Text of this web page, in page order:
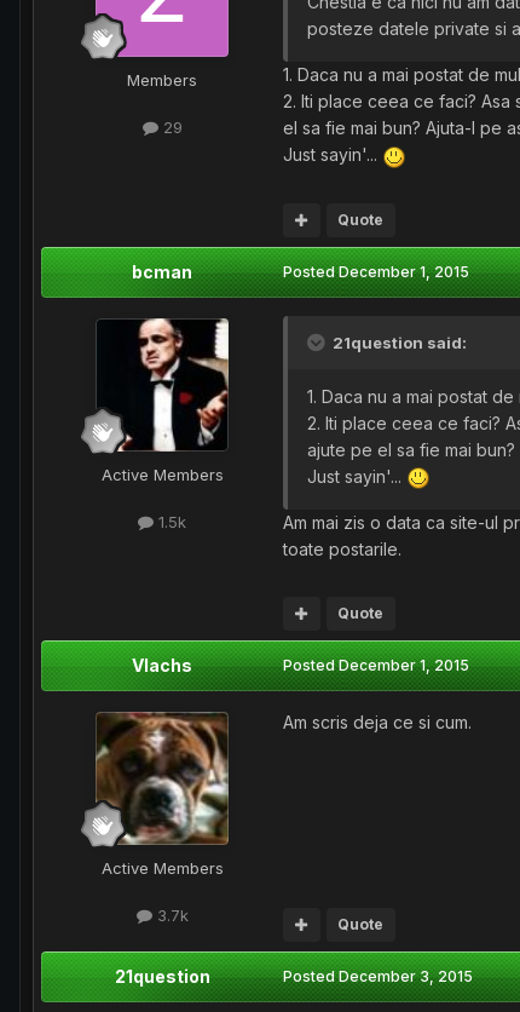
Members
29
posteze datele private si
1. Daca nu a mai postat de
2. Iti place ceea ce faci? Asa
el sa fie mai bun? Ajuta-l pe
Just sayin'...
Quote
bcman
Active Members
1.5k
PostedDecember 1, 2015
21question said:
1. Daca nu a mai postat
2. Iti place ceea ce faci?
ajute pe el sa fie mai
Just sayin'...
Am mai zis o data ca site-ul
toate postarile.
Quote
Vlachs
Active Members
3.7k
PostedDecember 1, 2015
Am scris deja ce si cum.
Quote
21question PostedDecember 3, 2015